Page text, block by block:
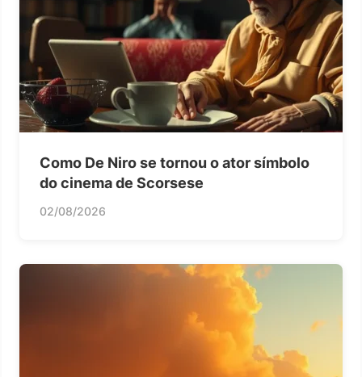
Como De Niro se tornou o ator símbolo
do cinema de Scorsese
02/08/2026